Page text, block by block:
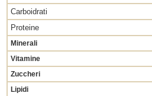
Carboidrati
Proteine
Minerali
Vitamine
Zuccheri
Lipidi